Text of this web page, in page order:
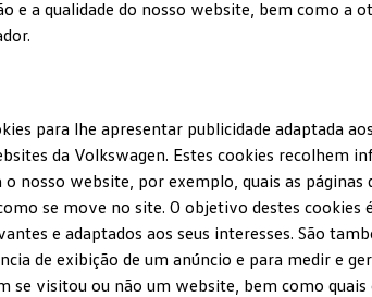
e a qualidade do nosso website, bem como a
para lhe apresentar publicidade adaptada
da Volkswagen. Estes cookies recolhem
nosso website, por exemplo, quais as páginas
se move no site. O objetivo destes cookies
e adaptados aos seus interesses. São
de exibição de um anúncio e para medir e
se visitou ou não um website, bem como quais
da
Volkswagen Autoeuropa
das instalações da Volkswagen